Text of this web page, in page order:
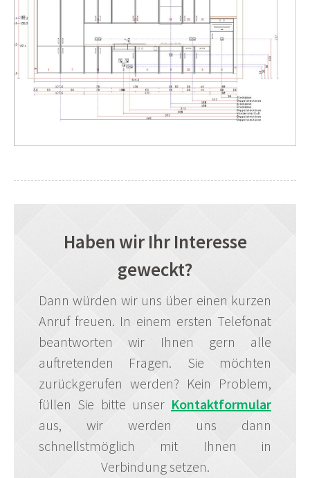
Haben wir Ihr Interesse
geweckt?
Dann würden wir uns über einen kurzen
Anruf freuen. In einem ersten Telefonat
beantworten wir Ihnen gern alle
auftretenden Fragen. Sie möchten
zurückgerufen werden? Kein Problem,
füllen Sie bitte unser Kontaktformular
aus, wir werden uns dann
schnellstmöglich mit Ihnen in
Verbindung setzen.